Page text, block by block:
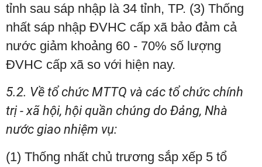
tỉnh sau sáp nhập là 34 tỉnh, TP. (3) Thống
nhất sáp nhập ĐVHC cấp xã bảo đảm cả
nước giảm khoảng 60 - 70% số lượng
ĐVHC cấp xã so với hiện nay.
5.2. Về tổ chức MTTQ và các tổ chức chính
trị - xã hội, hội quần chúng do Đảng, Nhà
nước giao nhiệm vụ:
(1) Thống nhất chủ trương sắp xếp 5 tổ